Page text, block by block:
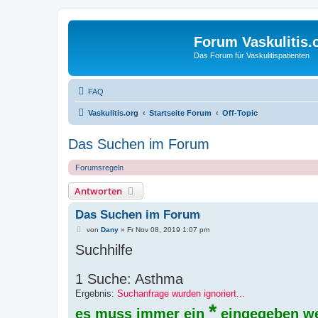
Forum
Das Forum für Vaskulitispatienten
FAQ
Vaskulitis.org Startseite Forum Off-Topic
Das Suchen im Forum
Forumsregeln
Antworten
Das Suchen im Forum
B
i
t
von Dany» Fr Nov 08, 2019 1:07 pm
Suchhilfe
1 Suche: Asthma
Ergebnis: Suchanfrage wurden ignoriert...
es muss immer ein * eingegeben